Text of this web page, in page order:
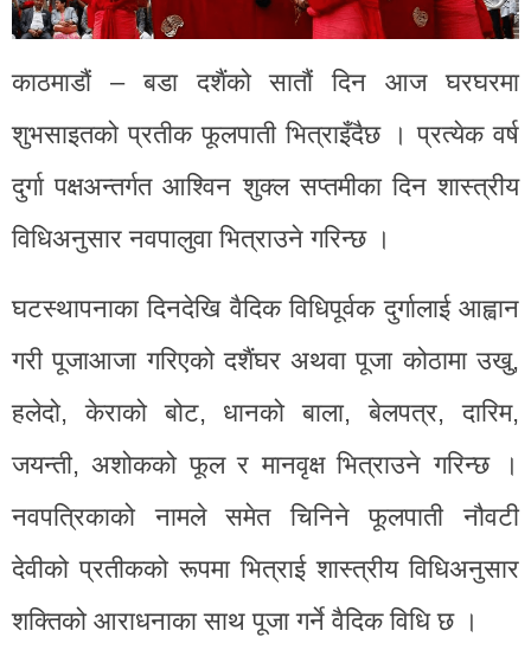
काठमाडौं – बडा दशैंको सातौं दिन आज घरघरमा
शुभसाइतको प्रतीक फूलपाती भित्राइँदैछ । प्रत्येक वर्ष
दुर्गा पक्षअन्तर्गत आश्विन शुक्ल सप्तमीका दिन शास्त्रीय
विधिअनुसार नवपालुवा भित्राउने गरिन्छ ।
घटस्थापनाका दिनदेखि वैदिक विधिपूर्वक दुर्गालाई आह्वान
गरी पूजाआजा गरिएको दशैंघर अथवा पूजा कोठामा उखु,
हलेदो, केराको बोट, धानको बाला, बेलपत्र, दारिम,
जयन्ती, अशोकको फूल र मानवृक्ष भित्राउने गरिन्छ ।
नवपत्रिकाको नामले समेत चिनिने फूलपाती नौवटी
देवीको प्रतीकको रूपमा भित्राई शास्त्रीय विधिअनुसार
शक्तिको आराधनाका साथ पूजा गर्ने वैदिक विधि छ ।